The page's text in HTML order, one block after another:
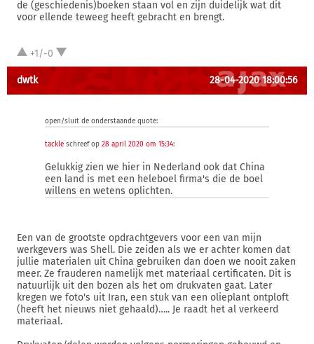
de (geschiedenis)boeken staan vol en zijn duidelijk wat dit
voor ellende teweeg heeft gebracht en brengt.
+1/-0
dwtk 28-04-2020 18:00:56
open/sluit de onderstaande quote:
tackle schreef op 28 april 2020 om 15:34:
Gelukkig zien we hier in Nederland ook dat China
een land is met een heleboel firma's die de boel
willens en wetens oplichten.
Een van de grootste opdrachtgevers voor een van mijn
werkgevers was Shell. Die zeiden als we er achter komen dat
jullie materialen uit China gebruiken dan doen we nooit zaken
meer. Ze frauderen namelijk met materiaal certificaten. Dit is
natuurlijk uit den bozen als het om drukvaten gaat. Later
kregen we foto's uit Iran, een stuk van een olieplant ontploft
(heeft het nieuws niet gehaald)….. Je raadt het al verkeerd
materiaal.